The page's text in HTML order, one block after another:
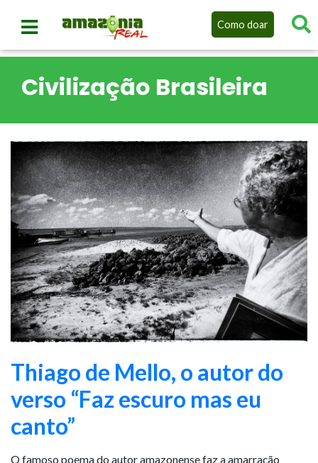
Como doar
Civilização Brasileira
Thiago de Mello, o autor do
verso “Faz escuro mas eu
canto”
O famoso poema do autor amazonense faz a amarração